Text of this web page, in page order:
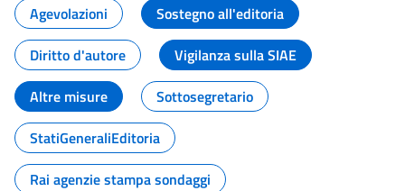
Agevolazioni
Sostegno all'editoria
Diritto d'autore
Vigilanza sulla SIAE
Altre misure
Sottosegretario
StatiGeneraliEditoria
Rai agenzie stampa sondaggi